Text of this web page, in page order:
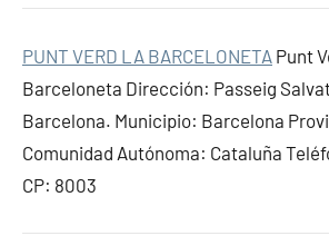
PUNT VERD LA BARCELONETA Punt
Barceloneta Dirección: Passeig
Barcelona. Municipio: Barcelona
Comunidad Autónoma: Cataluña
CP: 8003